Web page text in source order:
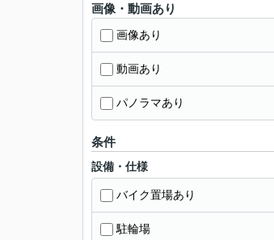
画像・動画あり
画像あり
動画あり
パノラマあり
条件
設備・仕様
バイク置場あり
駐輪場